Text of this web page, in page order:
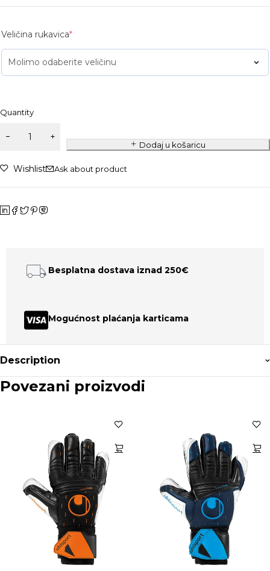
Veličina rukavica*
Quantity
Dodaj u košaricu
Wishlist Ask about product
Besplatna dostava iznad 250€
Mogućnost plaćanja karticama
Description
Povezani proizvodi